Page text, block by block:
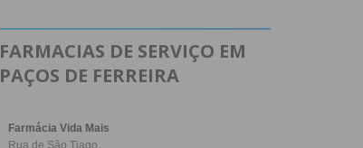
FARMACIAS DE SERVIÇO EM
PAÇOS DE FERREIRA